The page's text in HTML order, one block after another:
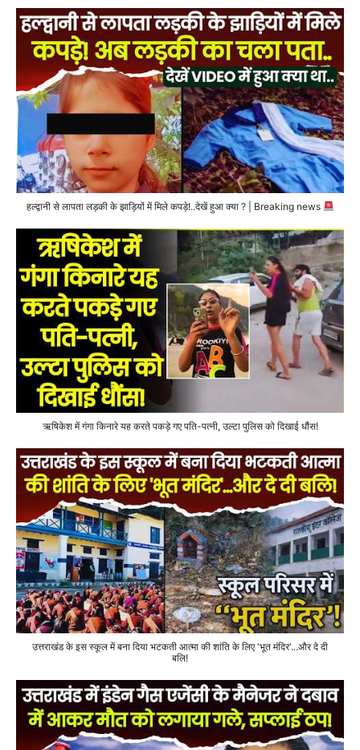
हल्द्वानी से लापता लड़की के झाड़ियों में मिले कपड़े!..देखें हुआ क्या ? | Breaking news
ऋषिकेश में गंगा किनारे यह करते पकड़े गए पति-पत्नी, उल्टा पुलिस को दिखाई धौंस!
उत्तराखंड के इस स्कूल में बना दिया भटकती आत्मा की शांति के लिए 'भूत मंदिर'...और दे दी
बलि!